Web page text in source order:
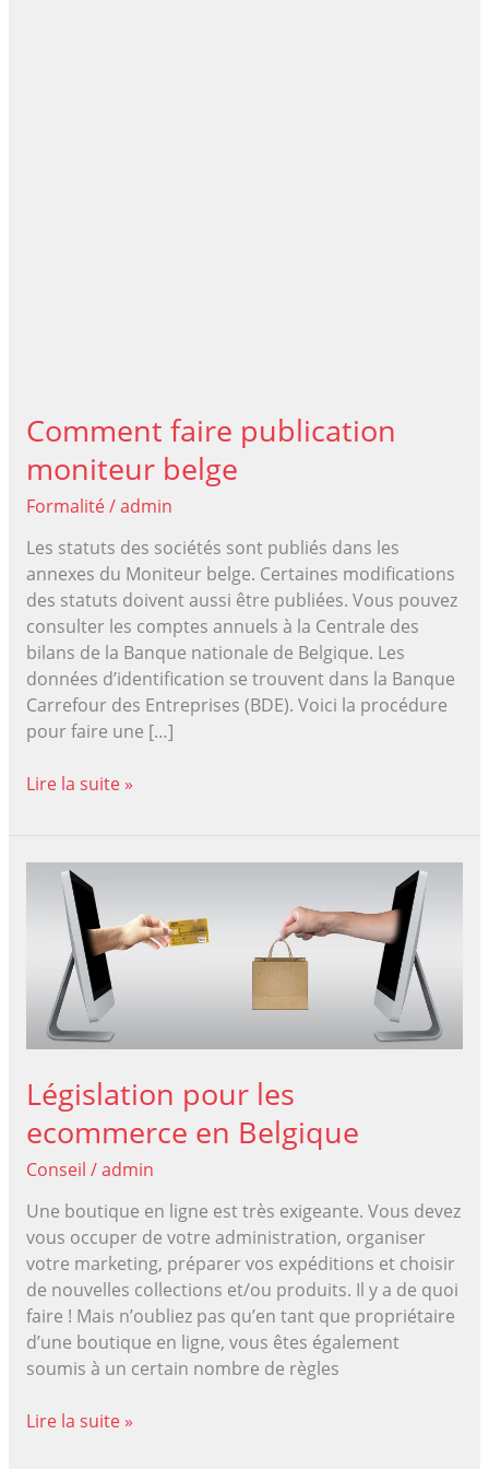
Comment faire publication
moniteur belge
Formalité/admin
Les statuts des sociétés sont publiés dans les
annexes du Moniteur belge. Certaines modifications
des statuts doivent aussi être publiées. Vous pouvez
consulter les comptes annuels à la Centrale des
bilans de la Banque nationale de Belgique. Les
données d’identification se trouvent dans la Banque
Carrefour des Entreprises (BDE). Voici la procédure
pour faire une […]
Comment
moniteur
belge
Lire la suite »
Législation pour les
ecommerce en Belgique
Conseil /admin
Une boutique en ligne est très exigeante. Vous devez
vous occuper de votre administration, organiser
votre marketing, préparer vos expéditions et choisir
de nouvelles collections et/ou produits. Il y a de quoi
faire ! Mais n’oubliez pas qu’en tant que propriétaire
d’une boutique en ligne, vous êtes également
soumis à un certain nombre de règles
Législation
Lire la suite »